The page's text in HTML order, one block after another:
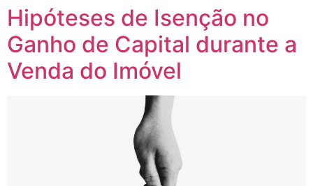
Hipóteses de Isenção no
Ganho de Capital durante a
Venda do Imóvel